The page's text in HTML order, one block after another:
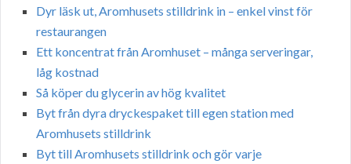
Dyr läsk ut, Aromhusets stilldrink in – enkel vinst för
restaurangen
Ett koncentrat från Aromhuset – många serveringar,
låg kostnad
Så köper du glycerin av hög kvalitet
Byt från dyra dryckespaket till egen station med
Aromhusets stilldrink
Byt till Aromhusets stilldrink och gör varje